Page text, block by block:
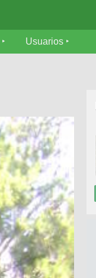
Usuarios